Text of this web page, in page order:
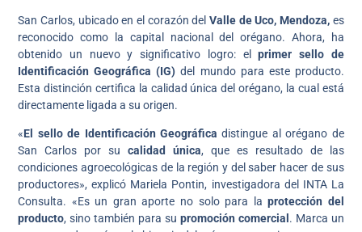
San Carlos, ubicado en el corazón del Valle de Uco, Mendoza, es
reconocido como la capital nacional del orégano. Ahora, ha
obtenido un nuevo y significativo logro: elprimer sello de
Identificación Geográfica (IG) del mundo para este producto.
Esta distinción certifica la calidad única del orégano, la cual está
directamente ligada a su origen.
«El sello de Identificación Geográfica distingue al orégano de
San Carlos por sucalidad única, que es resultado de las
condiciones agroecológicas de la región y del saber hacer de sus
productores», explicó Mariela Pontin, investigadora del INTA La
Consulta. «Es un gran aporte no solo para laprotección del
producto, sino también para su promoción comercial . Marca un